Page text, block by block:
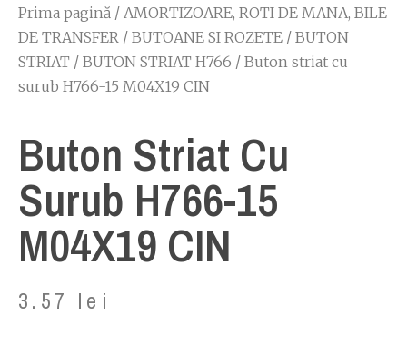
Prima pagină / AMORTIZOARE, ROTI DE MANA, BILE
DE TRANSFER / BUTOANE SI ROZETE / BUTON
STRIAT / BUTON STRIAT H766 / Buton striat cu
surub H766-15 M04X19 CIN
Buton Striat Cu
Surub H766-15
M04X19 CIN
3.57 lei